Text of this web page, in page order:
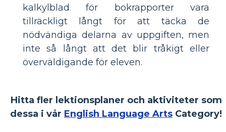
kalkylblad för bokrapporter vara
tillräckligt långt för att täcka de
nödvändiga delarna av uppgiften, men
inte så långt att det blir tråkigt eller
överväldigande för eleven.
Hitta fler lektionsplaner och aktiviteter som
dessa i vår English Language Arts Category!